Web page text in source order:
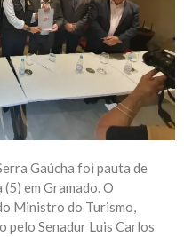
Gaúcha foi pauta de
em Gramado. O
Ministro do Turismo,
pelo Senadur Luis Carlos